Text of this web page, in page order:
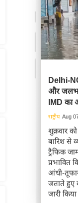
Delhi-
और
IMD का
राष्ट्रीय Aug
शुक्रवार
बारिश से
ट्रैफिक
प्रभावित
आंधी-
जताते हुए
जारी